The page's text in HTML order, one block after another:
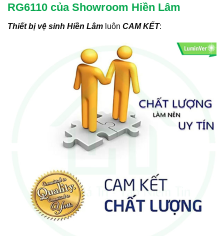
RG6110 của Showroom Hiền Lâm
Thiết bị vệ sinh Hiền Lâm luôn CAM KẾT: